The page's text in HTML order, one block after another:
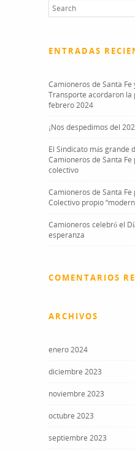
ENTRADAS
Camioneros de Santa Fe
Transporte acordaron
febrero 2024
¡Nos despedimos del
El Sindicato más grande
Camioneros de Santa
colectivo
Camioneros de Santa
Colectivo propio
Camioneros celebró el
esperanza
COMENTARIOS
ARCHIVOS
enero 2024
diciembre 2023
noviembre 2023
octubre 2023
septiembre 2023